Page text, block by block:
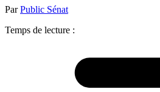
ParPublic Sénat
Temps de lecture :